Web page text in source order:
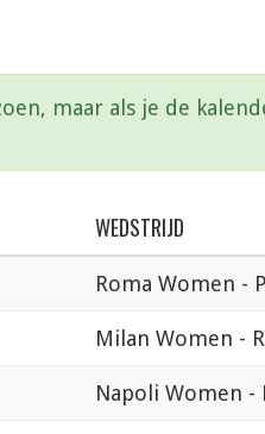
maar als je de
WEDSTRIJD
Roma Women -
Milan Women -
Napoli Women -